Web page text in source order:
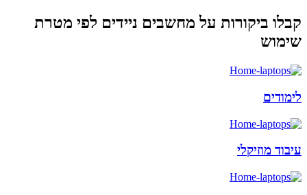
קבלו ביקורות על מחשבים ניידים לפי מטרת
שימוש
לימודים
עיבוד מוזיקלי